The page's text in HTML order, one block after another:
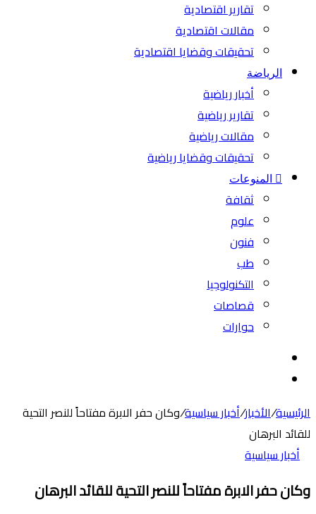
تقارير اقتصادية
مقالات اقتصادية
تحقيقات وقضايا اقتصادية
الرياضة
أخبار رياضية
تقارير رياضية
مقالات رياضية
تحقيقات وقضايا رياضية
المنوعات
ثقافة
علوم
فنون
طب
التكنولوجيا
قصاصات
حوارات
الرئيسية/الأخبار/أخبار سياسية/وكان حفر الابرة مفتاحاً للنصر التحية
للقائد البرهان
أخبار سياسية
وكان حفر الابرة مفتاحاً للنصر التحية للقائد البرهان